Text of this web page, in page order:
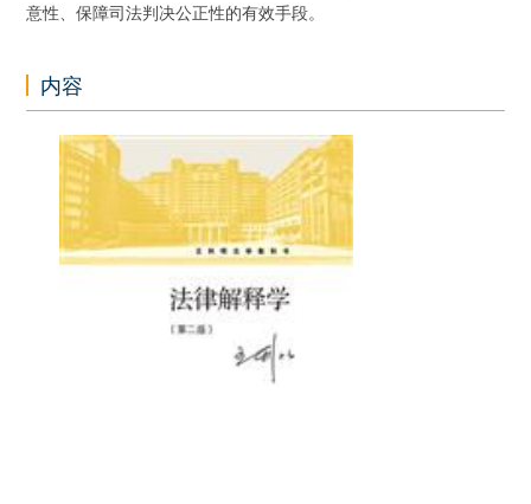
意性、保障司法判决公正性的有效手段。
内容